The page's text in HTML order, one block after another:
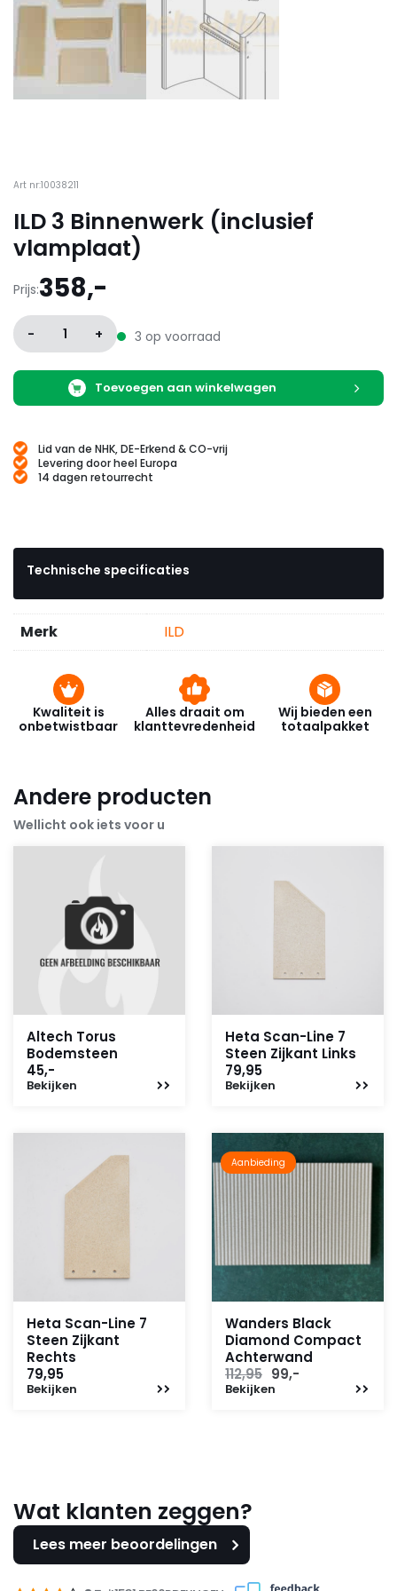
Art nr:10038211
ILD 3 Binnenwerk (inclusief
vlamplaat)
Prijs:358,-
- 1 + 3 op voorraad
Toevoegen aan winkelwagen
Lid van de NHK, DE-Erkend & CO-vrij
Levering door heel Europa
14 dagen retourrecht
Technische specificaties
Merk ILD
Kwaliteit is
onbetwistbaar
Alles draait om
klanttevredenheid
Wij bieden een
totaalpakket
Andere producten
Wellicht ook iets voor u
Altech Torus
Bodemsteen
45,-
Bekijken
Heta Scan-Line 7
Steen Zijkant Links
79,95
Bekijken
Heta Scan-Line 7
Steen Zijkant
Rechts
79,95
Bekijken
Aanbieding
Wanders Black
Diamond Compact
Achterwand
112,95 Oorspronkelijke
prijs
99,-
Bekijken
Wat klanten zeggen?
Lees meer beoordelingen